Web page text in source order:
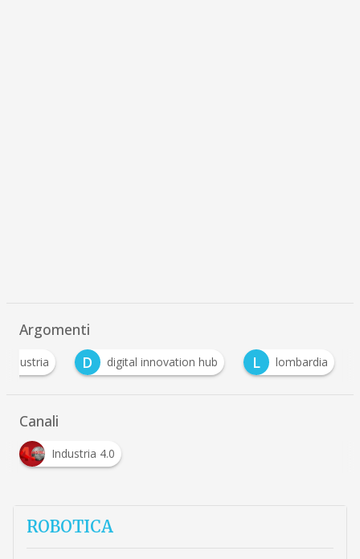
Argomenti
D digital innovation hub L lombardia
Canali
Industria 4.0
ROBOTICA